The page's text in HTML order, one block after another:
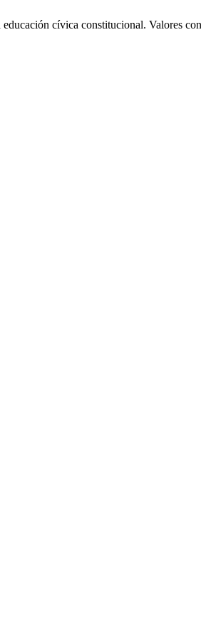
cívica constitucional. Valores